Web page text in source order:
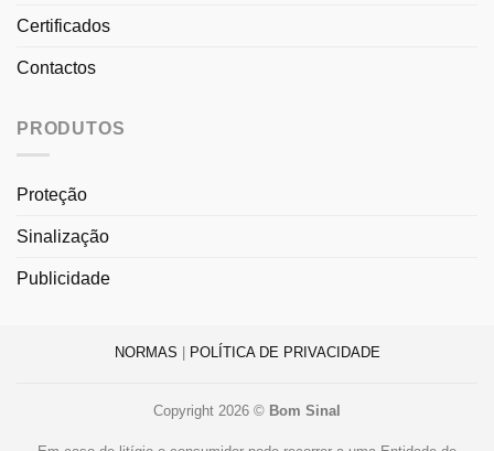
Certificados
Contactos
PRODUTOS
Proteção
Sinalização
Publicidade
NORMAS POLÍTICA DE PRIVACIDADE
Copyright 2026 © Bom Sinal